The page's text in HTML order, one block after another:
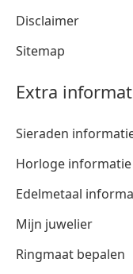
Disclaimer
Sitemap
Extra
Sieraden
Horloge informatie
Edelmetaal
Mijn juwelier
Ringmaat bepalen